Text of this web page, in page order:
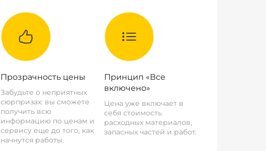
Прозрачность цены
Забудьте о неприятных
сюрпризах: вы сможете
получить всю
информацию по ценам и
сервису еще до того, как
начнутся работы.
Принцип «Все
включено»
Цена уже включает в
себя стоимость
расходных материалов,
запасных частей и работ.